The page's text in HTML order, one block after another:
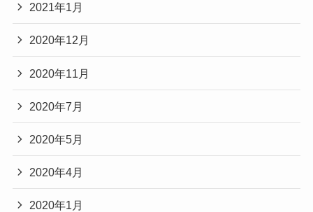
2021年1月
2020年12月
2020年11月
2020年7月
2020年5月
2020年4月
2020年1月